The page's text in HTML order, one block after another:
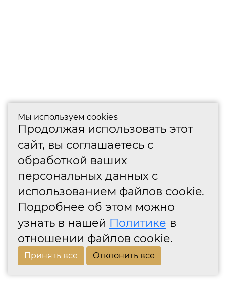
Мы используем cookies
Продолжая использовать этот
сайт, вы соглашаетесь с
обработкой ваших
персональных данных с
использованием файлов cookie.
Подробнее об этом можно
узнать в нашей Политике в
отношении файлов cookie.
Принять все Отклонить все